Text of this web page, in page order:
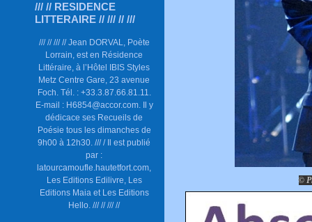
/// // RESIDENCE
LITTERAIRE // /// // ///
/// // /// // Jean DORVAL, Poète
Lorrain, est en Résidence
Littéraire, à l’Hôtel IBIS Styles
Metz Centre Gare, 23 avenue
Foch. Tél. : +33.3.87.66.81.11.
E-mail : H6854@accor.com. Il y
dédicace ses Recueils de
Poésie tous les dimanches de
9h00 à 12h30. /// / Il est publié
par :
latourcamoufle.hautetfort.com,
Les Editions Edilivre, Les
Editions Maia et Les Editions
Hello. /// // /// //
©